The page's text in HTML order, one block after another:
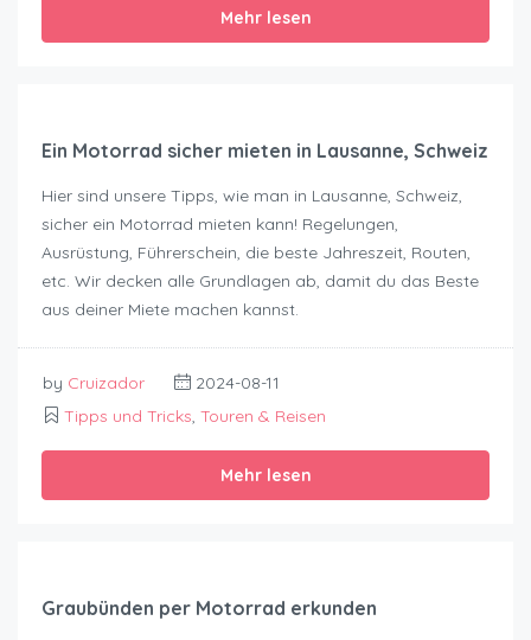
Mehr lesen
Ein Motorrad sicher mieten in Lausanne, Schweiz
Hier sind unsere Tipps, wie man in Lausanne, Schweiz,
sicher ein Motorrad mieten kann! Regelungen,
Ausrüstung, Führerschein, die beste Jahreszeit, Routen,
etc. Wir decken alle Grundlagen ab, damit du das Beste
aus deiner Miete machen kannst.
by Cruizador
2024-08-11
Tipps und Tricks, Touren & Reisen
Mehr lesen
Graubünden per Motorrad erkunden